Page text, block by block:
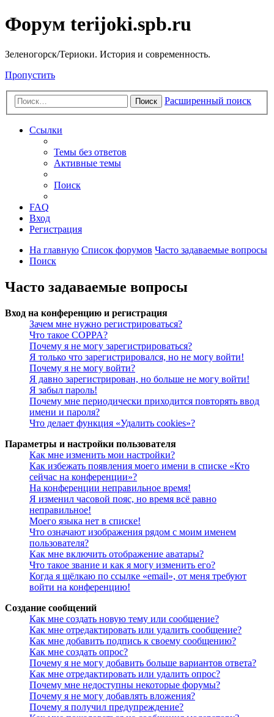
Форум terijoki.spb.ru
Зеленогорск/Териоки. История и современность.
Пропустить
Поиск Расширенный поиск
Ссылки
Темы без ответов
Активные темы
Поиск
FAQ
Вход
Регистрация
На главную Список форумов Часто задаваемые вопросы
Поиск
Часто задаваемые вопросы
Вход на конференцию и регистрация
Зачем мне нужно регистрироваться?
Что такое COPPA?
Почему я не могу зарегистрироваться?
Я только что зарегистрировался, но не могу войти!
Почему я не могу войти?
Я давно зарегистрирован, но больше не могу войти!
Я забыл пароль!
Почему мне периодически приходится повторять ввод
имени и пароля?
Что делает функция «Удалить cookies»?
Параметры и настройки пользователя
Как мне изменить мои настройки?
Как избежать появления моего имени в списке «Кто
сейчас на конференции»?
На конференции неправильное время!
Я изменил часовой пояс, но время всё равно
неправильное!
Моего языка нет в списке!
Что означают изображения рядом с моим именем
пользователя?
Как мне включить отображение аватары?
Что такое звание и как я могу изменить его?
Когда я щёлкаю по ссылке «email», от меня требуют
войти на конференцию!
Создание сообщений
Как мне создать новую тему или сообщение?
Как мне отредактировать или удалить сообщение?
Как мне добавить подпись к своему сообщению?
Как мне создать опрос?
Почему я не могу добавить больше вариантов ответа?
Как мне отредактировать или удалить опрос?
Почему мне недоступны некоторые форумы?
Почему я не могу добавлять вложения?
Почему я получил предупреждение?